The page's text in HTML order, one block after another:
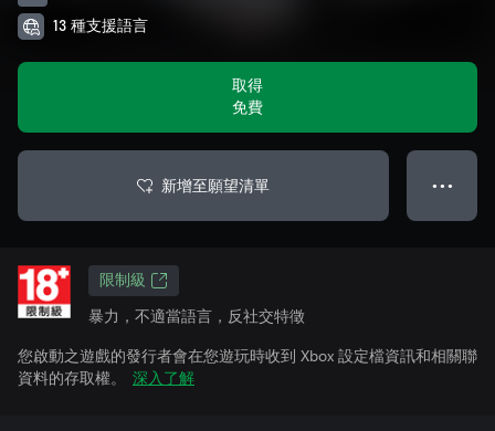
13 種支援語言
取得
免費
新增至願望清單 ● ● ●
限制級
暴力，不適當語言，反社交特徵
您啟動之遊戲的發行者會在您遊玩時收到 Xbox 設定檔資訊和相關聯
資料的存取權。
深入了解